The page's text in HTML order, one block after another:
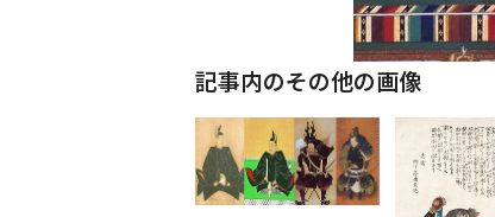
記事内のその他の画像